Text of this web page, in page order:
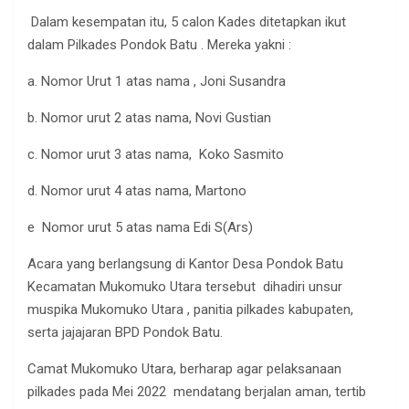
Dalam kesempatan itu, 5 calon Kades ditetapkan ikut
dalam Pilkades Pondok Batu . Mereka yakni :
a. Nomor Urut 1 atas nama , Joni Susandra
b. Nomor urut 2 atas nama, Novi Gustian
c. Nomor urut 3 atas nama, Koko Sasmito
d. Nomor urut 4 atas nama, Martono
e Nomor urut 5 atas nama Edi S(Ars)
Acara yang berlangsung di Kantor Desa Pondok Batu
Kecamatan Mukomuko Utara tersebut dihadiri unsur
muspika Mukomuko Utara , panitia pilkades kabupaten,
serta jajajaran BPD Pondok Batu.
Camat Mukomuko Utara, berharap agar pelaksanaan
pilkades pada Mei 2022 mendatang berjalan aman, tertib